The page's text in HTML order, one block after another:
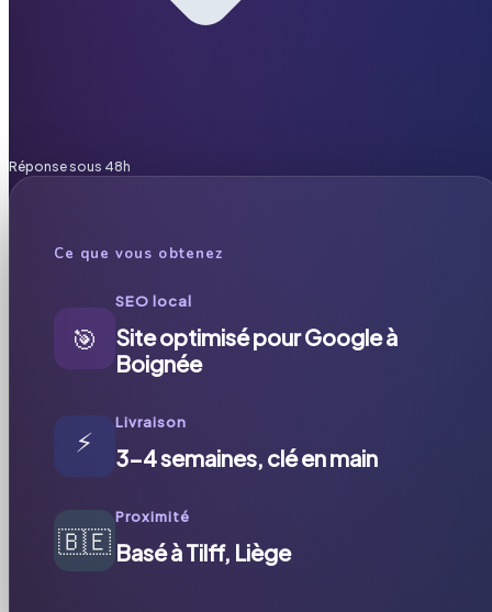
Réponse sous 48h
Ce que vous obtenez
🎯
SEO local
Site optimisé pour Google à
Boignée
⚡
Livraison
3-4 semaines, clé en main
🇧🇪
Proximité
Basé à Tilff, Liège